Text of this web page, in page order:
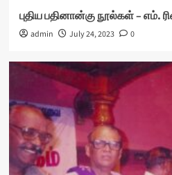
புதிய பதினான்கு நூல்கள் – எம்.
admin July 24, 2023 0